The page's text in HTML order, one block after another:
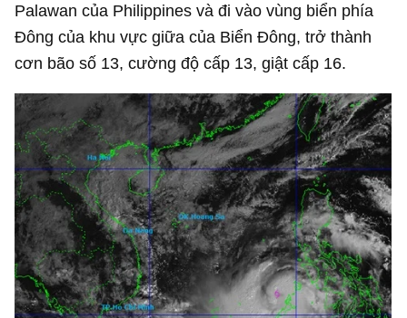
Palawan của Philippines và đi vào vùng biển phía
Đông của khu vực giữa của Biển Đông, trở thành
cơn bão số 13, cường độ cấp 13, giật cấp 16.